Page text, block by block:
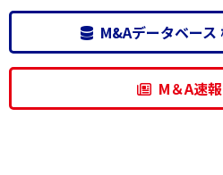
M&Aデータベース
M＆A速報